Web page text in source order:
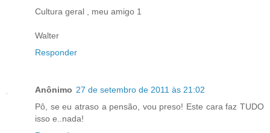
Cultura geral , meu amigo 1
Walter
Responder
Anônimo 27 de setembro de 2011 às 21:02
Pô, se eu atraso a pensão, vou preso! Este cara faz TUDO
isso e..nada!